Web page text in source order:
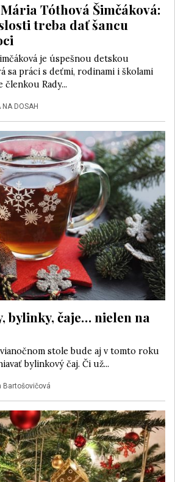
Tóthová Šimčáková:
treba dať šancu
je úspešnou detskou
sa práci s deťmi, rodinami i školami
členkou Rady...
NA DOSAH
bylinky, čaje… nielen na
stole bude aj v tomto roku
bylinkový čaj. Či už...
Bartošovičová